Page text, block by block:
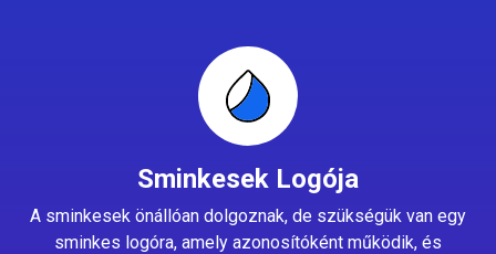
Sminkesek Logója
A sminkesek önállóan dolgoznak, de szükségük van egy
sminkes logóra, amely azonosítóként működik, és